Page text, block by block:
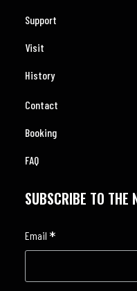
Support
Visit
History
Contact
Booking
FAQ
SUBSCRIBE TO THE
Email *